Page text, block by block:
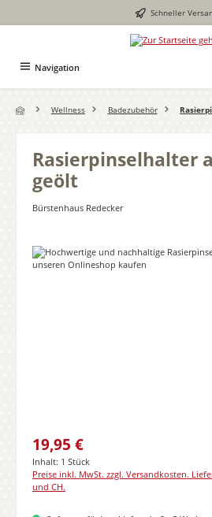
Schneller
Navigation
Wellness Badezubehör
Rasierpinselhalter
geölt
Bürstenhaus Redecker
Bildergalerie überspringen
Regulärer Preis:
19,95 €
Inhalt: 1 Stück
Preise inkl. MwSt. zzgl. Versandkosten.
und CH.